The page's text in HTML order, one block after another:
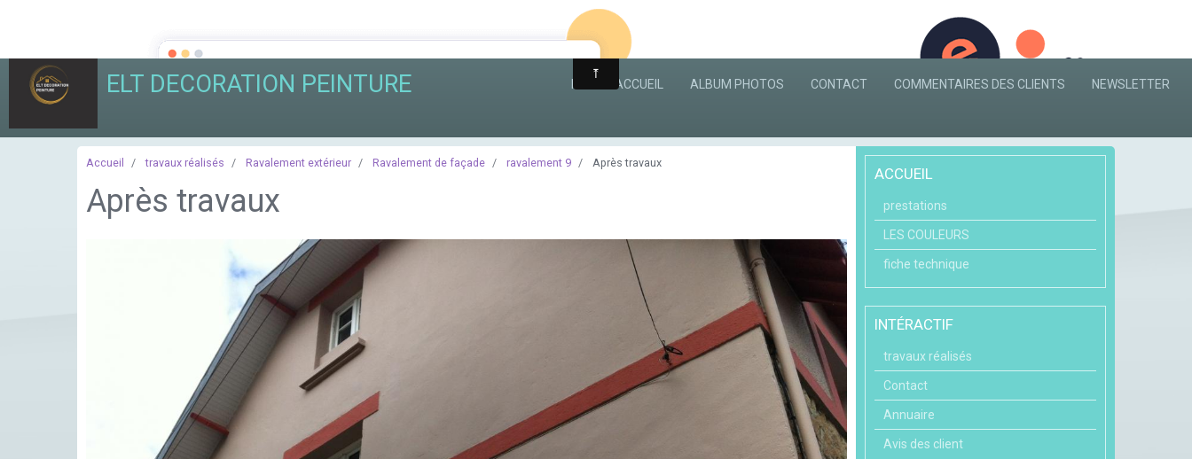
ELT DECORATION PEINTURE PAGE D'ACCUEIL ALBUM PHOTOS CONTACT COMMENTAIRES DES CLIENTS NEWSLETTER
Accueil travaux réalisés Ravalement extérieur Ravalement de façade ravalement 9 Après travaux
Après travaux
ACCUEIL
prestations
LES COULEURS
fiche technique
INTÉRACTIF
travaux réalisés
Contact
Annuaire
Avis des client